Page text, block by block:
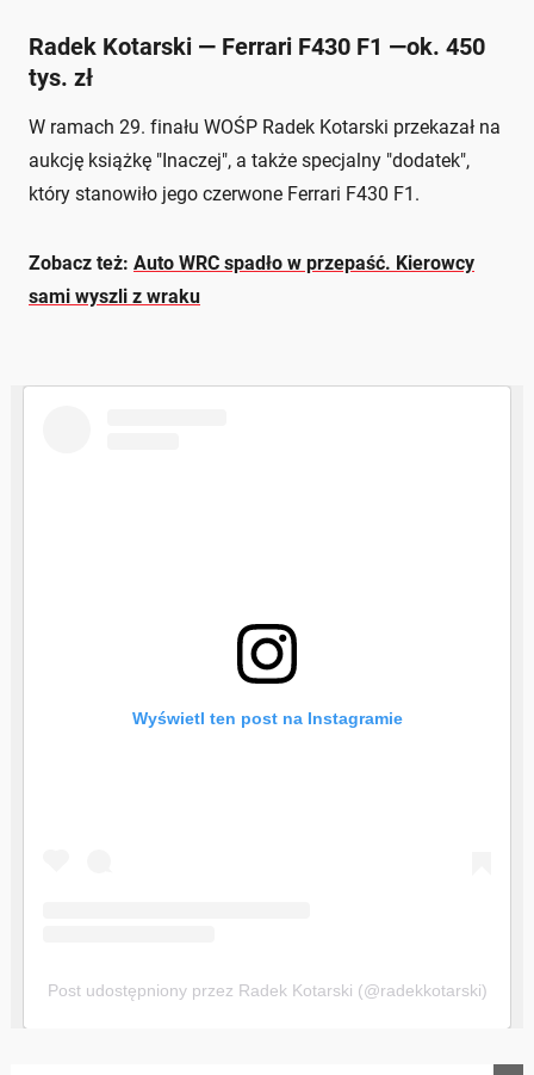
Radek Kotarski — Ferrari F430 F1 —ok. 450
tys. zł
W ramach 29. finału WOŚP Radek Kotarski przekazał na
aukcję książkę "Inaczej", a także specjalny "dodatek",
który stanowiło jego czerwone Ferrari F430 F1.
Zobacz też: Auto WRC spadło w przepaść. Kierowcy
sami wyszli z wraku